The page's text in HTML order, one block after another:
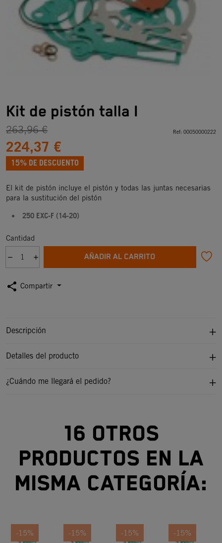
Kit de pistón talla I
263,96 €
224,37 €
15% DE DESCUENTO
Ref: 00050000222
El kit de pistón incluye el pistón y todas las juntas necesarias
para la sustitución del pistón
250 EXC-F (14-20)
Cantidad
AÑADIR AL CARRITO
share Compartir
Descripción
Detalles del producto
¿Cuándo me llegará el pedido?
16 otros
productos en la
misma categoría:
-15% -15% -15% -15%